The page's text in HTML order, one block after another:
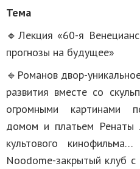
Тема
🔹Лекция «60-я
прогнозы на будущее»
🔹Романов двор-
развития вместе со
огромными картинами
домом и платьем Ренаты
культового
Noodome-закрытый клуб